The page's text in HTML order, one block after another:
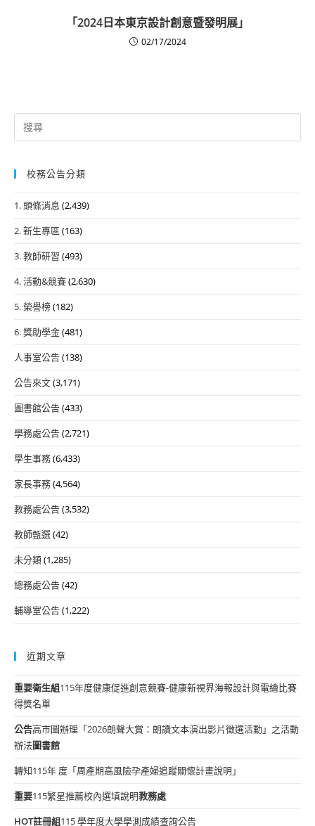
「2024日本東京設計創意暨發明展」
02/17/2024
Search
for:
校務公告分類
1. 頭條消息 (2,439)
2. 新生專區 (163)
3. 教師研習 (493)
4. 活動&競賽(2,630)
5. 榮譽榜(182)
6. 獎助學金(481)
人事室公告(138)
公告來文(3,171)
圖書館公告(433)
學務處公告(2,721)
學生事務(6,433)
家長事務(4,564)
教務處公告(3,532)
教師甄選(42)
未分類(1,285)
總務處公告(42)
輔導室公告(1,222)
近期文章
重要衛生組115年度健康促進創意競賽-健康新視界海報設計與電繪比賽
得獎名單
公告高市圖辦理「2026朗聲大賞：朗讀文本演出影片徵選活動」之活動
辦法圖書館
轉知115年 度「周產期高風險孕產婦追蹤關懷計畫說明」
重要115繁星推薦校內選填說明教務處
HOT註冊組115 學年度大學學測成績查詢公告